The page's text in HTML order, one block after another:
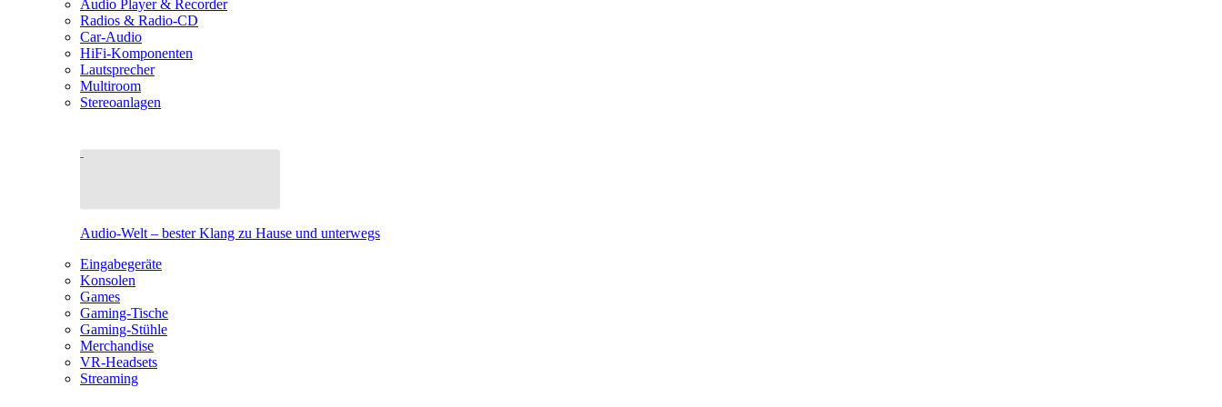
Audio Player & Recorder
Radios & Radio-CD
Car-Audio
HiFi-Komponenten
Lautsprecher
Multiroom
Stereoanlagen
Audio-Welt – bester Klang zu Hause und unterwegs
Eingabegeräte
Konsolen
Games
Gaming-Tische
Gaming-Stühle
Merchandise
VR-Headsets
Streaming